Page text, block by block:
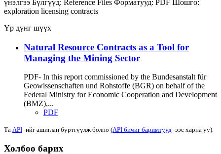
үнэлгээ Бүлгүүд: Reference Files Форматууд: PDF Шошго:
exploration licensing contracts
Үр дүнг шүүх
Natural Resource Contracts as a Tool for
Managing the Mining Sector
PDF- In this report commissioned by the Bundesanstalt für
Geowissenschaften und Rohstoffe (BGR) on behalf of the
Federal Ministry for Economic Cooperation and Development
(BMZ),...
PDF
Та API -ийг ашиглан бүртгүүлж болно (API бичиг баримтууд -ээс харна уу).
Холбоо барих